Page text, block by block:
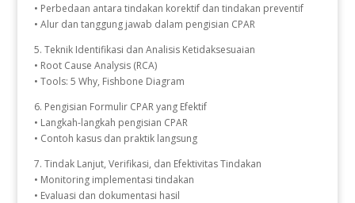
• Perbedaan antara tindakan korektif dan tindakan preventif
• Alur dan tanggung jawab dalam pengisian CPAR
5. Teknik Identifikasi dan Analisis Ketidaksesuaian
• Root Cause Analysis (RCA)
• Tools: 5 Why, Fishbone Diagram
6. Pengisian Formulir CPAR yang Efektif
• Langkah-langkah pengisian CPAR
• Contoh kasus dan praktik langsung
7. Tindak Lanjut, Verifikasi, dan Efektivitas Tindakan
• Monitoring implementasi tindakan
• Evaluasi dan dokumentasi hasil